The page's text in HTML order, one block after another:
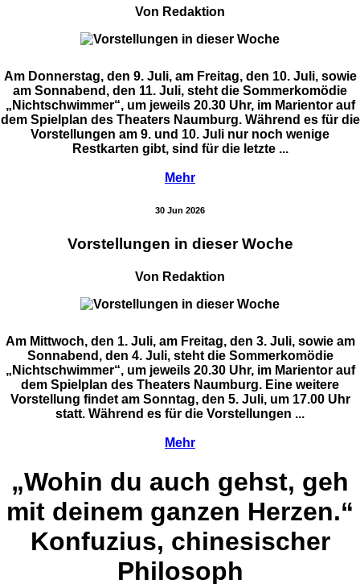
Von Redaktion
Am Donnerstag, den 9. Juli, am Freitag, den 10. Juli, sowie
am Sonnabend, den 11. Juli, steht die Sommerkomödie
„Nichtschwimmer“, um jeweils 20.30 Uhr, im Marientor auf
dem Spielplan des Theaters Naumburg. Während es für die
Vorstellungen am 9. und 10. Juli nur noch wenige
Restkarten gibt, sind für die letzte ...
Mehr
30 Jun 2026
Vorstellungen in dieser Woche
Von Redaktion
Am Mittwoch, den 1. Juli, am Freitag, den 3. Juli, sowie am
Sonnabend, den 4. Juli, steht die Sommerkomödie
„Nichtschwimmer“, um jeweils 20.30 Uhr, im Marientor auf
dem Spielplan des Theaters Naumburg. Eine weitere
Vorstellung findet am Sonntag, den 5. Juli, um 17.00 Uhr
statt. Während es für die Vorstellungen ...
Mehr
„Wohin du auch gehst, geh
mit deinem ganzen Herzen.“
Konfuzius, chinesischer
Philosoph